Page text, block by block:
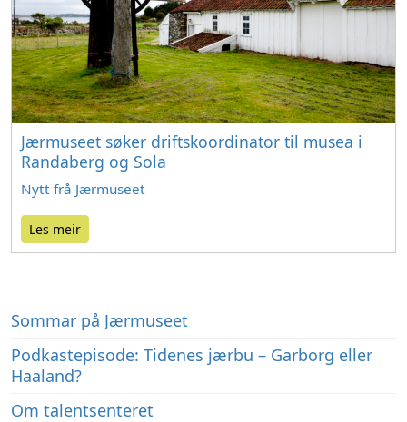
Jærmuseet søker driftskoordinator til musea i
Randaberg og Sola
Nytt frå Jærmuseet
Les meir
Sommar på Jærmuseet
Podkastepisode: Tidenes jærbu – Garborg eller
Haaland?
Om talentsenteret